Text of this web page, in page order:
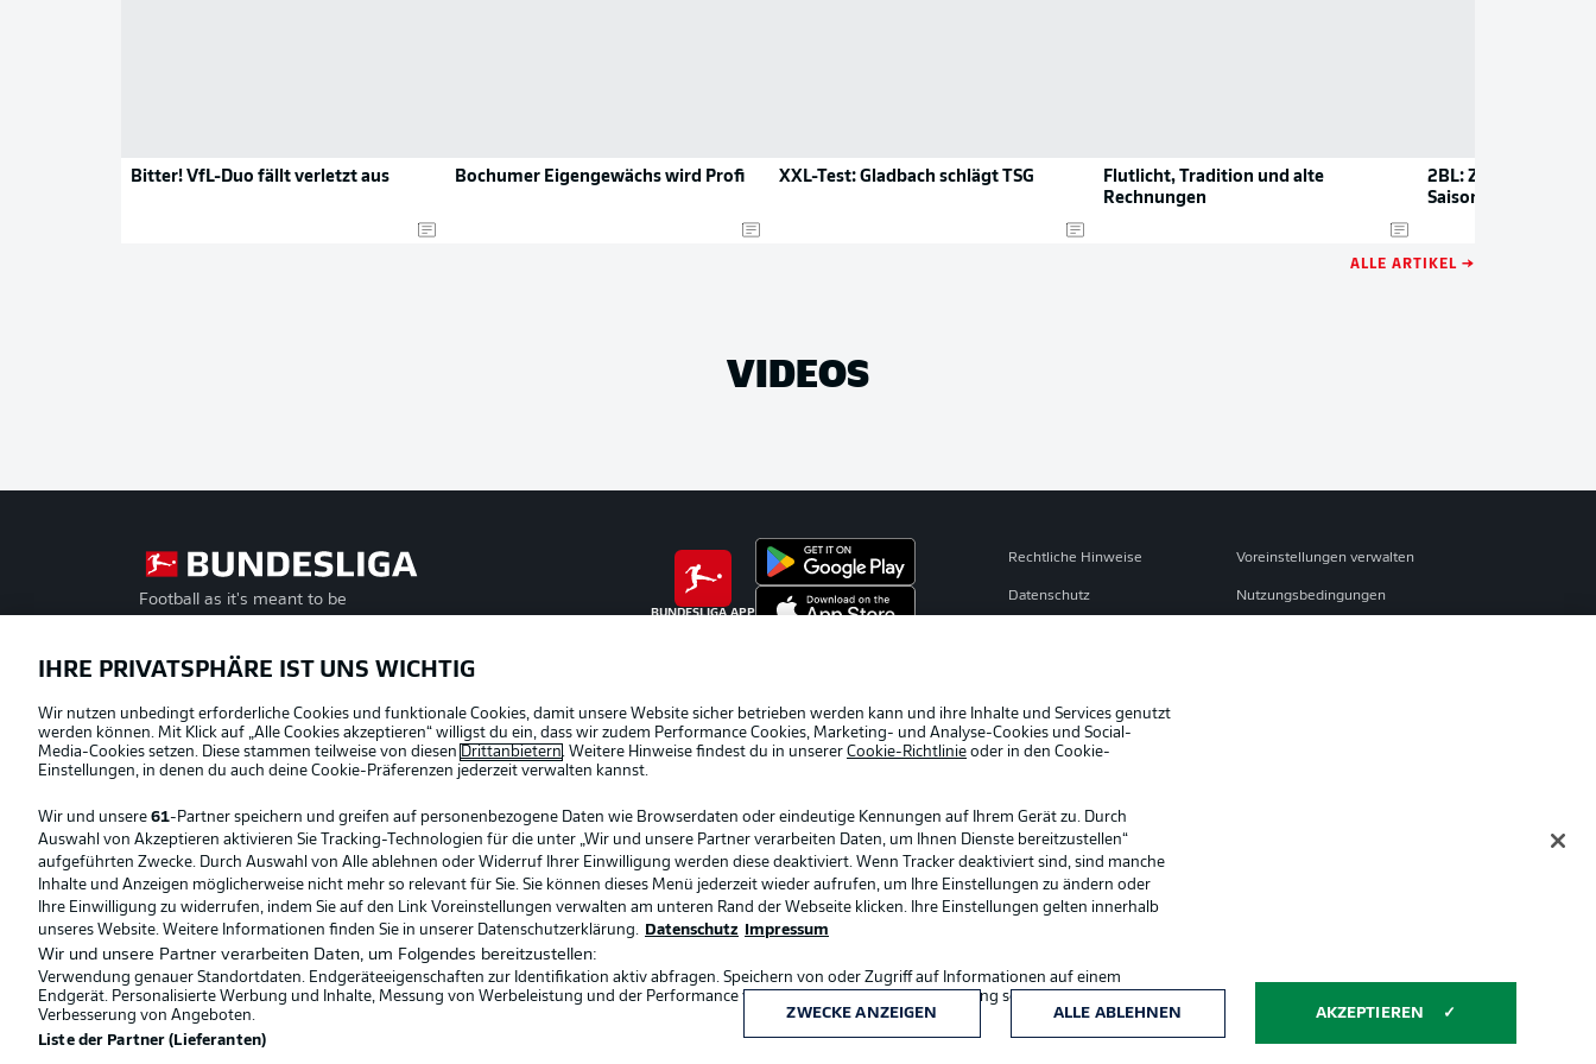
Bitter! VfL-Duo fällt verletzt aus Bochumer Eigengewächs wird Profi XXL-Test: Gladbach schlägt TSG
Flutlicht, Tradition und alte
Rechnungen
2BL: Zahlen und
Saison
ALLE ARTIKEL →
VIDEOS
Football as it's meant to be
BUNDESLIGA APP
Offizielle Partner
Rechtliche Hinweise Voreinstellungen verwalten
Datenschutz Nutzungsbedingungen
Spieler
AGB
© 2026 Bundesliga-Gruppe GmbH
Sprachauswahl
Deutsch
IHRE PRIVATSPHÄRE IST UNS WICHTIG
Wir nutzen unbedingt erforderliche Cookies und funktionale Cookies, damit unsere Website sicher betrieben werden kann und ihre Inhalte und Services genutzt
werden können. Mit Klick auf „Alle Cookies akzeptieren“ willigst du ein, dass wir zudem Performance Cookies, Marketing- und Analyse-Cookies und Social-
Media-Cookies setzen. Diese stammen teilweise von diesen Drittanbietern. Weitere Hinweise findest du in unserer Cookie-Richtlinie oder in den Cookie-
Einstellungen, in denen du auch deine Cookie-Präferenzen jederzeit verwalten kannst.
Wir und unsere 61-Partner speichern und greifen auf personenbezogene Daten wie Browserdaten oder eindeutige Kennungen auf Ihrem Gerät zu. Durch
Auswahl von Akzeptieren aktivieren Sie Tracking-Technologien für die unter „Wir und unsere Partner verarbeiten Daten, um Ihnen Dienste bereitzustellen“
aufgeführten Zwecke. Durch Auswahl von Alle ablehnen oder Widerruf Ihrer Einwilligung werden diese deaktiviert. Wenn Tracker deaktiviert sind, sind manche
Inhalte und Anzeigen möglicherweise nicht mehr so relevant für Sie. Sie können dieses Menü jederzeit wieder aufrufen, um Ihre Einstellungen zu ändern oder
Ihre Einwilligung zu widerrufen, indem Sie auf den Link Voreinstellungen verwalten am unteren Rand der Webseite klicken. Ihre Einstellungen gelten innerhalb
unseres Website. Weitere Informationen finden Sie in unserer Datenschutzerklärung.
Datenschutz Impressum
Wir und unsere Partner verarbeiten Daten, um Folgendes bereitzustellen:
Verwendung genauer Standortdaten. Endgeräteeigenschaften zur Identifikation aktiv abfragen. Speichern von oder Zugriff auf Informationen auf einem
Endgerät. Personalisierte Werbung und Inhalte, Messung von Werbeleistung und der Performance von Inhalten, Zielgruppenforschung sowie Entwicklung und
Verbesserung von Angeboten.
Liste der Partner (Lieferanten)
AKZEPTIEREN
ALLE ABLEHNEN
ZWECKE ANZEIGEN